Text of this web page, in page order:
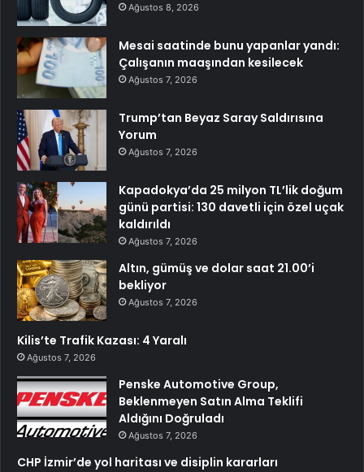
Ağustos 8, 2026
Mesai saatinde bunu yapanlar yandı:
Çalışanın maaşından kesilecek
Ağustos 7, 2026
Trump’tan Beyaz Saray Saldırısına
Yorum
Ağustos 7, 2026
Kapadokya’da 25 milyon TL’lik doğum
günü partisi: 130 davetli için özel uçak
kaldırıldı
Ağustos 7, 2026
Altın, gümüş ve dolar saat 21.00’i
bekliyor
Ağustos 7, 2026
Kilis’te Trafik Kazası: 4 Yaralı
Ağustos 7, 2026
Penske Automotive Group,
Beklenmeyen Satın Alma Teklifi
Aldığını Doğruladı
Ağustos 7, 2026
CHP İzmir’de yol haritası ve disiplin kararları